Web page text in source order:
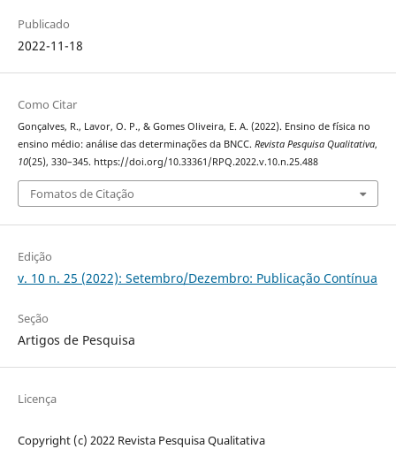
Publicado
2022-11-18
Como Citar
Gonçalves, R., Lavor, O. P., & Gomes Oliveira, E. A. (2022). Ensino de física no
ensino médio: análise das determinações da BNCC. Revista Pesquisa Qualitativa,
10(25), 330–345. https://doi.org/10.33361/RPQ.2022.v.10.n.25.488
Fomatos de Citação
Edição
v. 10 n. 25 (2022): Setembro/Dezembro: Publicação Contínua
Seção
Artigos de Pesquisa
Licença
Copyright (c) 2022 Revista Pesquisa Qualitativa